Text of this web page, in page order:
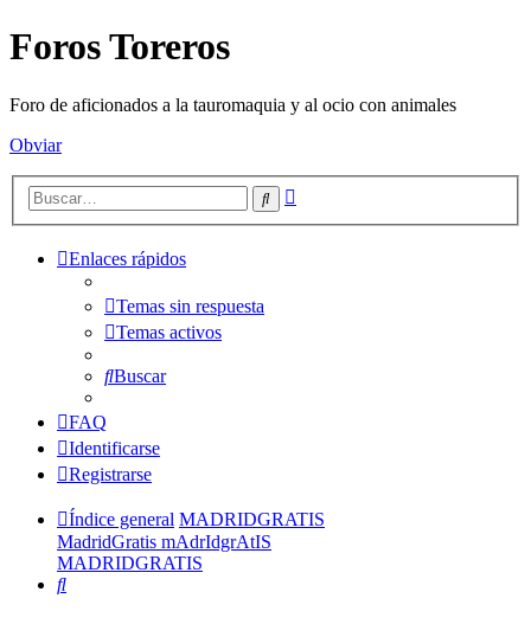
Foros Toreros
Foro de aficionados a la tauromaquia y al ocio con animales
Obviar
Buscar
Enlaces rápidos
Temas sin respuesta
Temas activos
Buscar
FAQ
Identificarse
Registrarse
Índice general MADRIDGRATIS
MadridGratis mAdrIdgrAtIS
MADRIDGRATIS
Buscar